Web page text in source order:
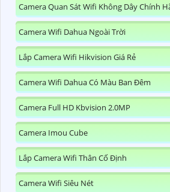
Camera Quan Sát Wifi Không Dây Chính
Camera Wifi Dahua Ngoài Trời
Lắp Camera Wifi Hikvision Giá Rẻ
Camera Wifi Dahua Có Màu Ban Đêm
Camera Full HD Kbvision 2.0MP
Camera Imou Cube
Lắp Camera Wifi Thân Cố Định
Camera Wifi Siêu Nét